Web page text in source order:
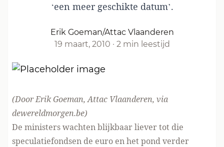
‘een meer geschikte datum’.
Erik Goeman/Attac Vlaanderen
19 maart, 2010 · 2 min leestijd
(Door Erik Goeman, Attac Vlaanderen, via
dewereldmorgen.be)
De ministers wachten blijkbaar liever tot die
speculatiefondsen de euro en het pond verder